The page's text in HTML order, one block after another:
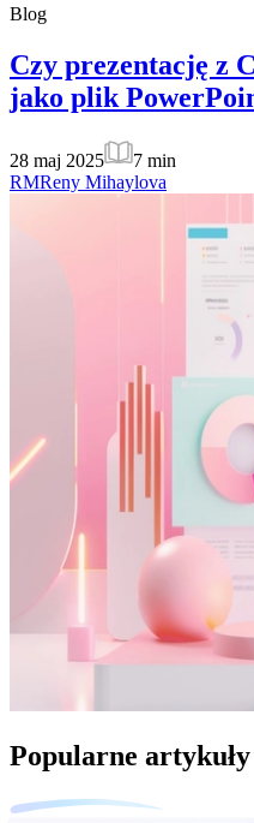
Blog
Czy prezentację z
jako plik
28 maj 2025 7 min
RMReny Mihaylova
Popularne artykuły